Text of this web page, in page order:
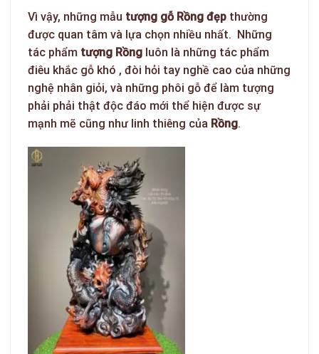
Vì vậy, những mẫu tượng gỗ Rồng đẹp thường
được quan tâm và lựa chọn nhiều nhất. Những
tác phẩm tượng Rồng luôn là những tác phẩm
điêu khắc gỗ khó , đòi hỏi tay nghề cao của những
nghệ nhân giỏi, và những phôi gỗ để làm tượng
phải phải thật độc đáo mới thể hiện được sự
mạnh mẽ cũng như linh thiêng của Rồng.